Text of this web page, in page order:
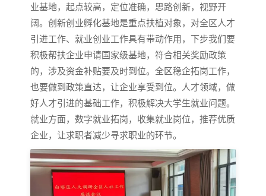
业基地，起点较高，定位准确，思路创新，视野开
阔。创新创业孵化基地是重点扶植对象，对全区人才
引进工作、就业创业工作具有带动作用，下步我们要
积极帮扶企业申请国家级基地，符合相关奖励政策
的，涉及资金补贴要及时到位。全区稳企拓岗工作，
也要做到政策直达，让企业享受到位。人才领域，做
好人才引进的基础工作，积极解决大学生就业问题。
就业方面，数字就业拓岗，收集就业岗位，推荐优质
企业，让求职者减少寻求职业的环节。